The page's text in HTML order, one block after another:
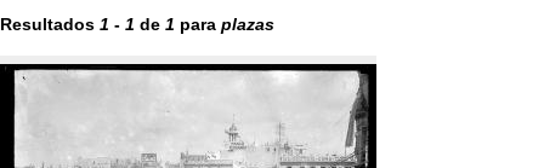
Resultados 1 - 1 de 1 para plazas